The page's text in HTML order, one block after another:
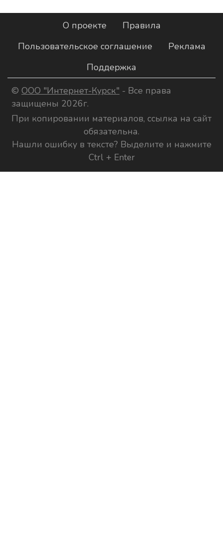
О проекте
Правила
Пользовательское соглашение
Реклама
Поддержка
© ООО "Интернет-Курск" - Все права
защищены 2026г.
При копировании материалов, ссылка на сайт
обязательна.
Нашли ошибку в тексте? Выделите и нажмите
Ctrl + Enter